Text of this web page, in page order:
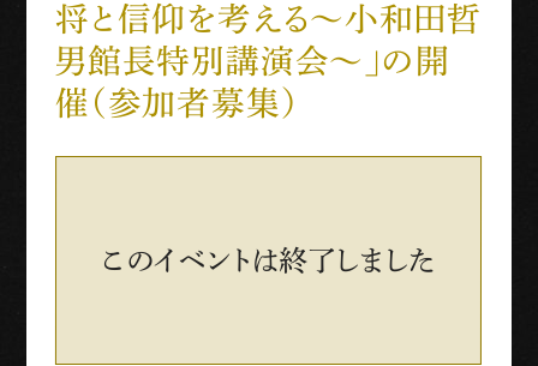
世界三大古戦場
1階映像展示予約
団体利用
将と信仰を考える〜小和田哲
男館長特別講演会〜」の開
催（参加者募集）
このイベントは終了しました